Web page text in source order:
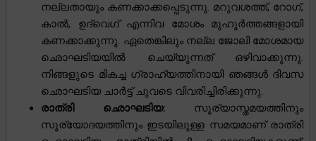
നല്ലതായും കണക്കാക്കപ്പെടുന്നു. മറുവശത്ത്, റോഗ്,
കാൽ, ഉദ്‌വെഗ് എന്നിവ മോശം മുഹൂർത്തങ്ങളായി
കണക്കാക്കുന്നു. ഏതെങ്കിലും നല്ല ജോലി മോശമായ
ഛൊഘടിയയിൽ ചെയ്യുന്നത് ഒഴിവാക്കുന്നു.
നിങ്ങളുടെ മികച്ച ഗ്രാഹ്യത്തിനായി ഞങ്ങൾ ദിവസ
ഛൊഘടിയ ചാർട്ട് ചുവടെ വിവരിച്ചിരിക്കുന്നു.
രാത്രി ഛൊഘടിയ: സൂര്യാസ്തമയത്തിനും
സൂര്യോദയത്തിനും ഇടയിലുള്ള സമയമാണ് രാത്രി